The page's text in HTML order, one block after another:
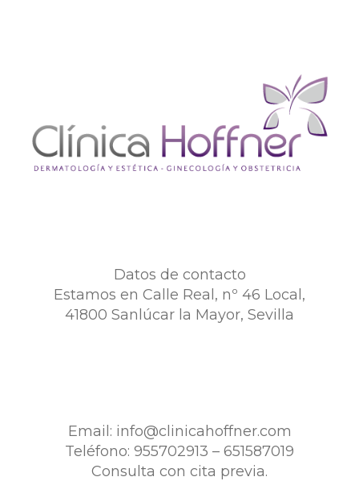
Datos de contacto
Estamos en Calle Real, nº 46 Local,
41800 Sanlúcar la Mayor, Sevilla
Email: info@clinicahoffner.com
Teléfono: 955702913 – 651587019
Consulta con cita previa.